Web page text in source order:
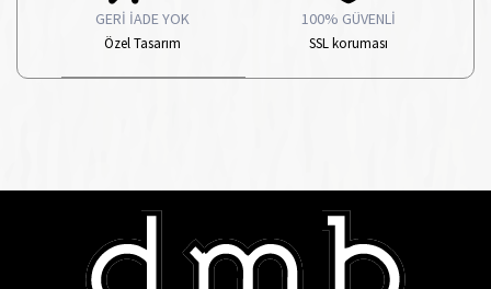
GERİ İADE YOK
Özel Tasarım
100% GÜVENLİ
SSL koruması